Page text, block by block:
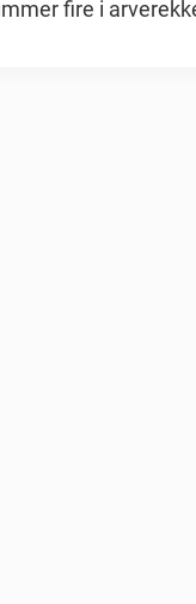
fire i